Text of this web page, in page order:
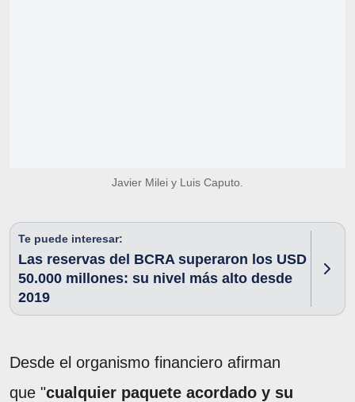
Javier Milei y Luis Caputo.
Te puede interesar:
Las reservas del BCRA superaron los USD
50.000 millones: su nivel más alto desde
2019
Desde el organismo financiero afirman
que "cualquier paquete acordado y su